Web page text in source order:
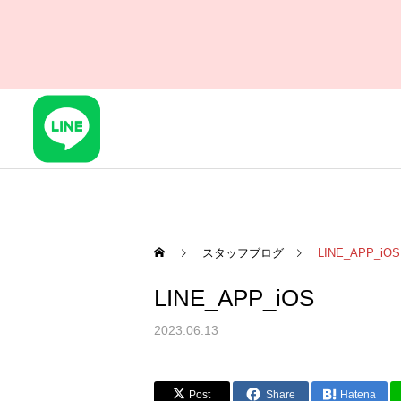
スタッフブログ LINE_APP_iOS
LINE_APP_iOS
2023.06.13
Post Share Hatena